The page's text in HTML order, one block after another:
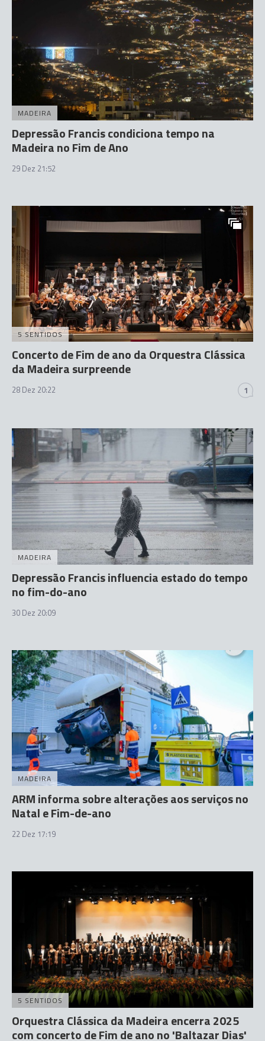
MADEIRA
Depressão Francis condiciona tempo na
Madeira no Fim de Ano
29 Dez 21:52
5 SENTIDOS
Concerto de Fim de ano da Orquestra Clássica
da Madeira surpreende
28 Dez 20:22 1
MADEIRA
Depressão Francis influencia estado do tempo
no fim-do-ano
30 Dez 20:09
MADEIRA
ARM informa sobre alterações aos serviços no
Natal e Fim-de-ano
22 Dez 17:19
5 SENTIDOS
Orquestra Clássica da Madeira encerra 2025
com concerto de Fim de ano no 'Baltazar Dias'